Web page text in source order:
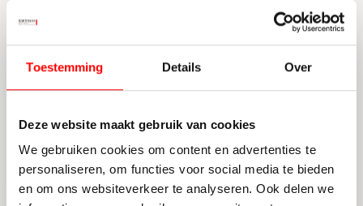
Toestemming Details Over
Deze website maakt gebruik van cookies
We gebruiken cookies om content en advertenties te
personaliseren, om functies voor social media te bieden
en om ons websiteverkeer te analyseren. Ook delen we
2024 ruim 7.300 nieuwbouwwoningen,
vergelijkbaar met het eerste kwartaal. De vraag
hoge prijzen in de bestaande bouw. In de eerste
helft van 2024 zijn al 14.700 nieuwbouwwoningen
verkocht, een flinke stijging vergeleken met
7.700 in 2023 en 11.000 in 2022.